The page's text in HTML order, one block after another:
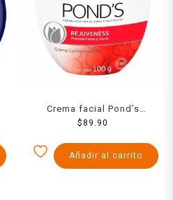
Crema facial Pond’s
Rejuveness anti-arrugas día
$ 89.90
Añadir al carrito